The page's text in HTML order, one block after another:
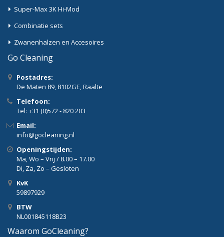
Super-Max 3K Hi-Mod
Combinatie sets
Zwanenhalzen en Accesoires
Go Cleaning
Postadres:
De Maten 89, 8102GE, Raalte
Telefoon:
Tel: +31 (0)572 - 820 203
Email:
info@gocleaning.nl
Openingstijden:
Ma, Wo – Vrij / 8.00 – 17.00
Di, Za, Zo – Gesloten
KvK
59897929
BTW
NL001845118B23
Waarom GoCleaning?